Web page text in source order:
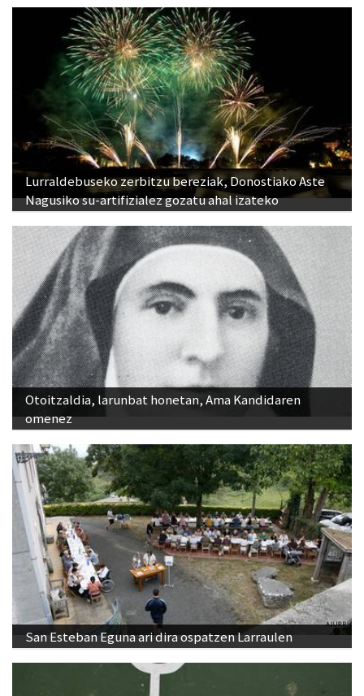
Lurraldebuseko zerbitzu bereziak, Donostiako Aste
Nagusiko su-artifizialez gozatu ahal izateko
Otoitzaldia, larunbat honetan, Ama Kandidaren
omenez
San Esteban Eguna ari dira ospatzen Larraulen